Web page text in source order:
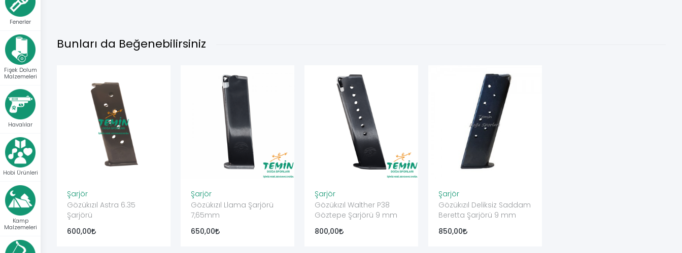
Fenerler
Fişek Dolum
Malzemeleri
Havalılar
Hobi Ürünleri
Kamp
Malzemeleri
Bunları da Beğenebilirsiniz
Şarjör
Gözükızıl Astra 6.35
Şarjörü
600,00
Şarjör
Gözükızıl Llama Şarjörü
7,65mm
650,00
Şarjör
Gözükızıl Walther P38
Göztepe Şarjörü 9 mm
800,00
Şarjör
Gözükızıl Deliksiz Saddam
Beretta Şarjörü 9 mm
850,00